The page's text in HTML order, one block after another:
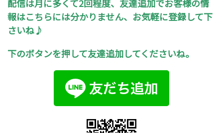
配信は月に多くて2回程度、友達追加でお客様の情
報はこちらには分かりません、お気軽に登録して下
さいね♪
下のボタンを押して友達追加してくださいね。